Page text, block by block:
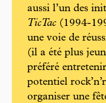
aussi l’un des
TicTac (1994-
une voie de
(il a été plus
préféré
potentiel
organiser une